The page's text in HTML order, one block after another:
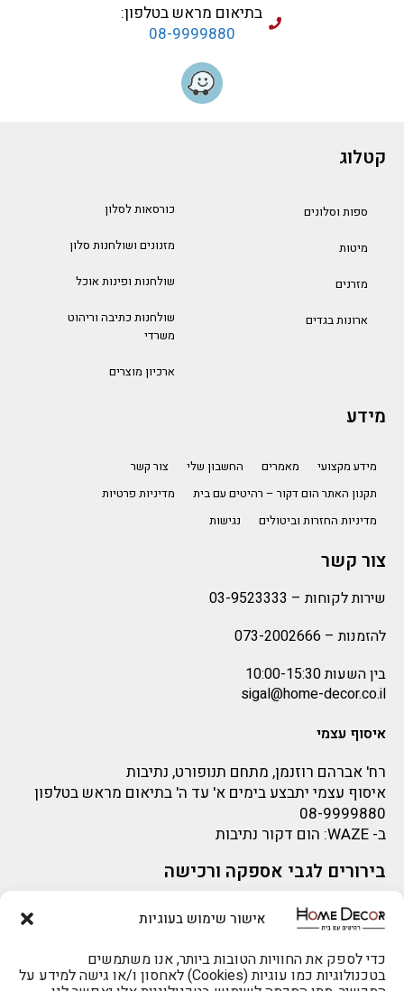
אישור שימוש בעוגיות
כדי לספק את החוויות הטובות ביותר, אנו משתמשים
בטכנולוגיות כמו עוגיות (Cookies) לאחסון ו/או גישה למידע על
בתיאום מראש בטלפון:
08-9999880
קטלוג
ספות וסלונים
מיטות
מזרנים
ארונות בגדים
כורסאות לסלון
מזנונים ושולחנות סלון
שולחנות ופינות אוכל
שולחנות כתיבה וריהוט
משרדי
ארכיון מוצרים
מידע
מידע מקצועי מאמרים החשבון שלי
צור קשר
תקנון האתר הום דקור – רהיטים עם בית
מדיניות פרטיות
מדיניות החזרות וביטולים
נגישות
צור קשר
שירות לקוחות – 03-9523333
להזמנות – 073-2002666
בין השעות 10:00-15:30
sigal@home-decor.co.il
איסוף עצמי
רח' אברהם רוזנמן, מתחם תנופורט, נתיבות
איסוף עצמי יתבצע בימים א' עד ה' בתיאום מראש בטלפון
08-9999880
ב- WAZE: הום דקור נתיבות
בירורים לגבי אספקה ורכישה
בירור לגבי אספקה -ניתן לפנות למייל:
sigal@home-decor.co.il
פניות לפני רכישה – ניתן לפנות למייל: omer@home-
decor.co.il